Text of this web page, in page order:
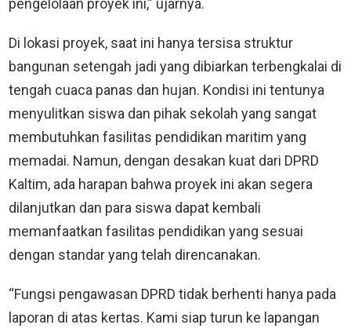
pengelolaan proyek ini,” ujarnya.
Di lokasi proyek, saat ini hanya tersisa struktur
bangunan setengah jadi yang dibiarkan terbengkalai di
tengah cuaca panas dan hujan. Kondisi ini tentunya
menyulitkan siswa dan pihak sekolah yang sangat
membutuhkan fasilitas pendidikan maritim yang
memadai. Namun, dengan desakan kuat dari DPRD
Kaltim, ada harapan bahwa proyek ini akan segera
dilanjutkan dan para siswa dapat kembali
memanfaatkan fasilitas pendidikan yang sesuai
dengan standar yang telah direncanakan.
“Fungsi pengawasan DPRD tidak berhenti hanya pada
laporan di atas kertas. Kami siap turun ke lapangan